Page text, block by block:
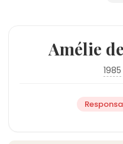
Amélie
1985